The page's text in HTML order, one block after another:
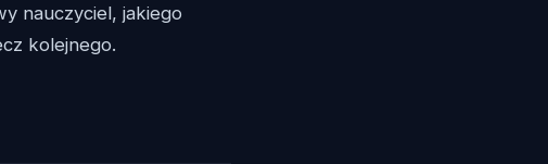
nauczyciel, jakiego
kolejnego.